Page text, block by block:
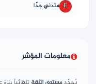
E متدني جدًا
معلومات المؤشر